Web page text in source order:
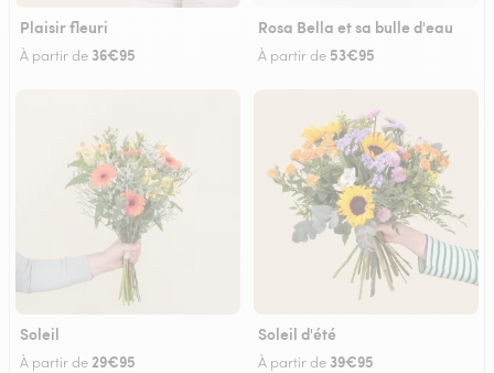
Plaisir fleuri
À partir de 36€95
Rosa Bella et sa bulle d'eau
À partir de 53€95
Soleil
À partir de29€95
Soleil d'été
À partir de 39€95